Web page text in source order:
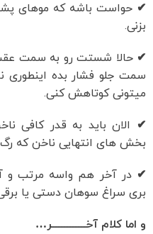
✔ حواست باشه که موهای
بزنی.
✔ حالا شستت رو به سمت
سمت جلو فشار بده اینطوری
میتونی کوتاهش کنی.
✔ الان باید به قدر کافی
بخش های انتهایی ناخن که
✔ در آخر هم واسه مرتب و
بری سراغ سوهان دستی یا
و اما کلام آخــــــــــــر…